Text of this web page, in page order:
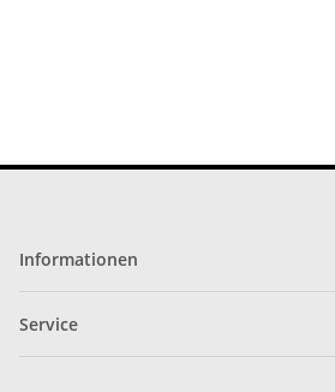
Informationen
Service